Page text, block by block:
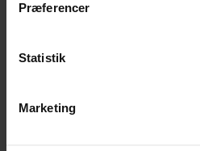
Præferencer
Statistik
Marketing
Cookiepolitik